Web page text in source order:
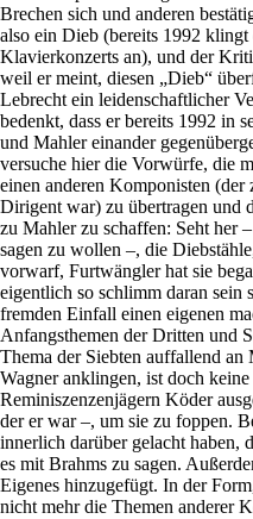
Brechen sich und anderen
also ein Dieb (bereits 1992
Klavierkonzerts an), und der
weil er meint, diesen „Dieb“
Lebrecht ein leidenschaftlicher
bedenkt, dass er bereits 1992 in
und Mahler einander
versuche hier die Vorwürfe, die
einen anderen Komponisten
Dirigent war) zu übertragen und
zu Mahler zu schaffen: Seht her
sagen zu wollen –, die
vorwarf, Furtwängler hat sie
eigentlich so schlimm daran
fremden Einfall einen eigenen
Anfangsthemen der Dritten und
Thema der Siebten auffallend
Wagner anklingen, ist doch
Reminiszenzenjägern Köder
der er war –, um sie zu foppen.
innerlich darüber gelacht haben,
es mit Brahms zu sagen.
Eigenes hinzugefügt. In der
nicht mehr die Themen anderer